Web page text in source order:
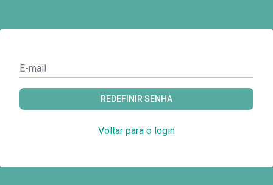
REDEFINIR SENHA
Voltar para o login